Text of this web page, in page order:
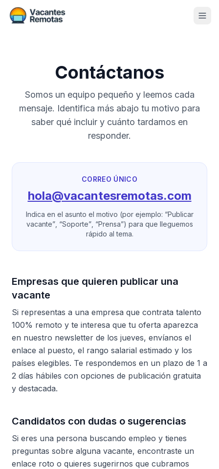
Contacto
📨 Suscribirme gratis al newsletter
Contáctanos
Somos un equipo pequeño y leemos cada
mensaje. Identifica más abajo tu motivo para
saber qué incluir y cuánto tardamos en
responder.
CORREO ÚNICO
hola@vacantesremotas.com
Indica en el asunto el motivo (por ejemplo: “Publicar
vacante”, “Soporte”, “Prensa”) para que lleguemos
rápido al tema.
Empresas que quieren publicar una
vacante
Si representas a una empresa que contrata talento
100% remoto y te interesa que tu oferta aparezca
en nuestro newsletter de los jueves, envíanos el
enlace al puesto, el rango salarial estimado y los
países elegibles. Te respondemos en un plazo de 1 a
2 días hábiles con opciones de publicación gratuita
y destacada.
Candidatos con dudas o sugerencias
Si eres una persona buscando empleo y tienes
preguntas sobre alguna vacante, encontraste un
enlace roto o quieres sugerirnos que cubramos